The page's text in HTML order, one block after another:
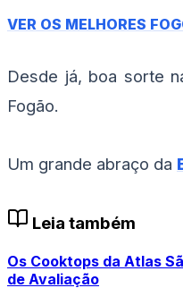
VER OS MELHORES
Desde já, boa sorte
Fogão.
Um grande abraço da
Leia também
Os Cooktops da Atlas
de Avaliação